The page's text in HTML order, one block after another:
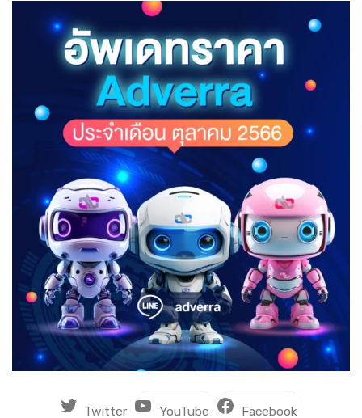
Twitter YouTube Facebook